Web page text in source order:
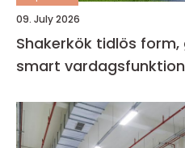
09. July 2026
Shakerkök tidlös form, gediget hantverk och
smart vardagsfunktion